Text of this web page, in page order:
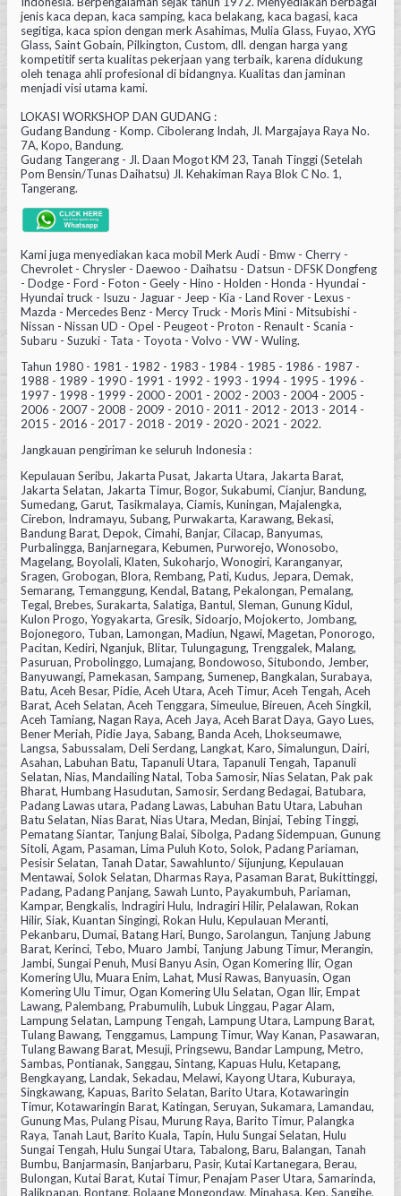
jenis kaca depan, kaca samping, kaca belakang, kaca bagasi, kaca
segitiga, kaca spion dengan merk Asahimas, Mulia Glass, Fuyao, XYG
Glass, Saint Gobain, Pilkington, Custom, dll. dengan harga yang
kompetitif serta kualitas pekerjaan yang terbaik, karena didukung
oleh tenaga ahli profesional di bidangnya. Kualitas dan jaminan
menjadi visi utama kami.
LOKASI WORKSHOP DAN GUDANG :
Gudang Bandung - Komp. Cibolerang Indah, Jl. Margajaya Raya No.
7A, Kopo, Bandung.
Gudang Tangerang - Jl. Daan Mogot KM 23, Tanah Tinggi (Setelah
Pom Bensin/Tunas Daihatsu) Jl. Kehakiman Raya Blok C No. 1,
Tangerang.
Kami juga menyediakan kaca mobil Merk Audi - Bmw - Cherry -
Chevrolet - Chrysler - Daewoo - Daihatsu - Datsun - DFSK Dongfeng
- Dodge - Ford - Foton - Geely - Hino - Holden - Honda - Hyundai -
Hyundai truck - Isuzu - Jaguar - Jeep - Kia - Land Rover - Lexus -
Mazda - Mercedes Benz - Mercy Truck - Moris Mini - Mitsubishi -
Nissan - Nissan UD - Opel - Peugeot - Proton - Renault - Scania -
Subaru - Suzuki - Tata - Toyota - Volvo - VW - Wuling.
Tahun 1980 - 1981 - 1982 - 1983 - 1984 - 1985 - 1986 - 1987 -
1988 - 1989 - 1990 - 1991 - 1992 - 1993 - 1994 - 1995 - 1996 -
1997 - 1998 - 1999 - 2000 - 2001 - 2002 - 2003 - 2004 - 2005 -
2006 - 2007 - 2008 - 2009 - 2010 - 2011 - 2012 - 2013 - 2014 -
2015 - 2016 - 2017 - 2018 - 2019 - 2020 - 2021 - 2022.
Jangkauan pengiriman ke seluruh Indonesia :
Kepulauan Seribu, Jakarta Pusat, Jakarta Utara, Jakarta Barat,
Jakarta Selatan, Jakarta Timur, Bogor, Sukabumi, Cianjur, Bandung,
Sumedang, Garut, Tasikmalaya, Ciamis, Kuningan, Majalengka,
Cirebon, Indramayu, Subang, Purwakarta, Karawang, Bekasi,
Bandung Barat, Depok, Cimahi, Banjar, Cilacap, Banyumas,
Purbalingga, Banjarnegara, Kebumen, Purworejo, Wonosobo,
Magelang, Boyolali, Klaten, Sukoharjo, Wonogiri, Karanganyar,
Sragen, Grobogan, Blora, Rembang, Pati, Kudus, Jepara, Demak,
Semarang, Temanggung, Kendal, Batang, Pekalongan, Pemalang,
Tegal, Brebes, Surakarta, Salatiga, Bantul, Sleman, Gunung Kidul,
Kulon Progo, Yogyakarta, Gresik, Sidoarjo, Mojokerto, Jombang,
Bojonegoro, Tuban, Lamongan, Madiun, Ngawi, Magetan, Ponorogo,
Pacitan, Kediri, Nganjuk, Blitar, Tulungagung, Trenggalek, Malang,
Pasuruan, Probolinggo, Lumajang, Bondowoso, Situbondo, Jember,
Banyuwangi, Pamekasan, Sampang, Sumenep, Bangkalan, Surabaya,
Batu, Aceh Besar, Pidie, Aceh Utara, Aceh Timur, Aceh Tengah, Aceh
Barat, Aceh Selatan, Aceh Tenggara, Simeulue, Bireuen, Aceh Singkil,
Aceh Tamiang, Nagan Raya, Aceh Jaya, Aceh Barat Daya, Gayo Lues,
Bener Meriah, Pidie Jaya, Sabang, Banda Aceh, Lhokseumawe,
Langsa, Sabussalam, Deli Serdang, Langkat, Karo, Simalungun, Dairi,
Asahan, Labuhan Batu, Tapanuli Utara, Tapanuli Tengah, Tapanuli
Selatan, Nias, Mandailing Natal, Toba Samosir, Nias Selatan, Pak pak
Bharat, Humbang Hasudutan, Samosir, Serdang Bedagai, Batubara,
Padang Lawas utara, Padang Lawas, Labuhan Batu Utara, Labuhan
Batu Selatan, Nias Barat, Nias Utara, Medan, Binjai, Tebing Tinggi,
Pematang Siantar, Tanjung Balai, Sibolga, Padang Sidempuan, Gunung
Sitoli, Agam, Pasaman, Lima Puluh Koto, Solok, Padang Pariaman,
Pesisir Selatan, Tanah Datar, Sawahlunto/ Sijunjung, Kepulauan
Mentawai, Solok Selatan, Dharmas Raya, Pasaman Barat, Bukittinggi,
Padang, Padang Panjang, Sawah Lunto, Payakumbuh, Pariaman,
Kampar, Bengkalis, Indragiri Hulu, Indragiri Hilir, Pelalawan, Rokan
Hilir, Siak, Kuantan Singingi, Rokan Hulu, Kepulauan Meranti,
Pekanbaru, Dumai, Batang Hari, Bungo, Sarolangun, Tanjung Jabung
Barat, Kerinci, Tebo, Muaro Jambi, Tanjung Jabung Timur, Merangin,
Jambi, Sungai Penuh, Musi Banyu Asin, Ogan Komering Ilir, Ogan
Komering Ulu, Muara Enim, Lahat, Musi Rawas, Banyuasin, Ogan
Komering Ulu Timur, Ogan Komering Ulu Selatan, Ogan Ilir, Empat
Lawang, Palembang, Prabumulih, Lubuk Linggau, Pagar Alam,
Lampung Selatan, Lampung Tengah, Lampung Utara, Lampung Barat,
Tulang Bawang, Tenggamus, Lampung Timur, Way Kanan, Pasawaran,
Tulang Bawang Barat, Mesuji, Pringsewu, Bandar Lampung, Metro,
Sambas, Pontianak, Sanggau, Sintang, Kapuas Hulu, Ketapang,
Bengkayang, Landak, Sekadau, Melawi, Kayong Utara, Kuburaya,
Singkawang, Kapuas, Barito Selatan, Barito Utara, Kotawaringin
Timur, Kotawaringin Barat, Katingan, Seruyan, Sukamara, Lamandau,
Gunung Mas, Pulang Pisau, Murung Raya, Barito Timur, Palangka
Raya, Tanah Laut, Barito Kuala, Tapin, Hulu Sungai Selatan, Hulu
Sungai Tengah, Hulu Sungai Utara, Tabalong, Baru, Balangan, Tanah
Bumbu, Banjarmasin, Banjarbaru, Pasir, Kutai Kartanegara, Berau,
Bulongan, Kutai Barat, Kutai Timur, Penajam Paser Utara, Samarinda,
Balikpapan, Bontang, Bolaang Mongondaw, Minahasa, Kep. Sangihe,